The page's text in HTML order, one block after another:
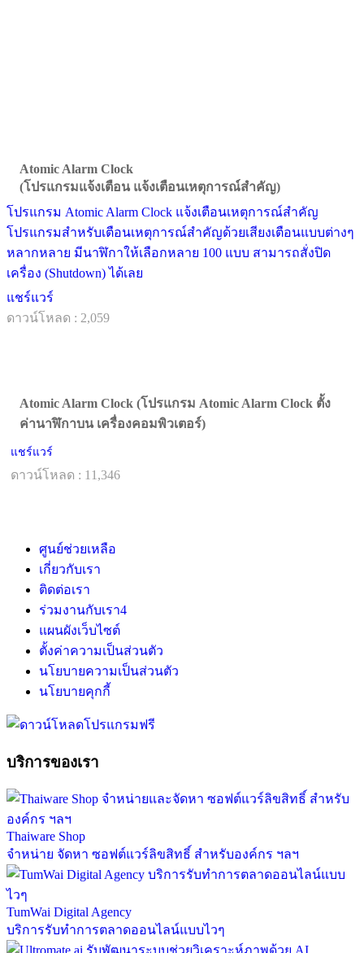
Atomic Alarm Clock
(โปรแกรมแจ้งเตือน แจ้งเตือนเหตุการณ์สำคัญ)
โปรแกรม Atomic Alarm Clock แจ้งเตือนเหตุการณ์สำคัญ
โปรแกรมสำหรับเตือนเหตุการณ์สำคัญด้วยเสียงเตือนแบบต่างๆ
หลากหลาย มีนาฬิกาให้เลือกหลาย 100 แบบ สามารถสั่งปิด
เครื่อง (Shutdown) ได้เลย
แชร์แวร์
ดาวน์โหลด : 2,059
Atomic Alarm Clock (โปรแกรม Atomic Alarm Clock ตั้ง
ค่านาฬิกาบน เครื่องคอมพิวเตอร์)
แชร์แวร์
ดาวน์โหลด : 11,346
ศูนย์ช่วยเหลือ
เกี่ยวกับเรา
ติดต่อเรา
ร่วมงานกับเรา4
แผนผังเว็บไซต์
ตั้งค่าความเป็นส่วนตัว
นโยบายความเป็นส่วนตัว
นโยบายคุกกี้
บริการของเรา
Thaiware Shop
จำหน่าย จัดหา ซอฟต์แวร์ลิขสิทธิ์ สำหรับองค์กร ฯลฯ
TumWai Digital Agency
บริการรับทำการตลาดออนไลน์แบบไวๆ